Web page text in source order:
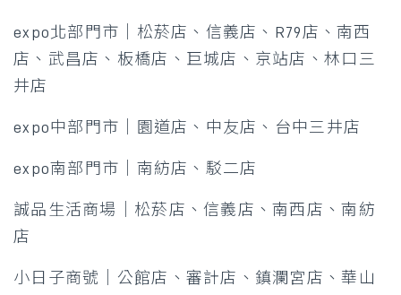
expo北部門市｜松菸店、信義店、R79店、南西
店、武昌店、板橋店、巨城店、京站店、林口三
井店​
expo中部門市｜園道店、中友店、台中三井店​
expo南部門市｜南紡店、駁二店​
誠品生活商場｜松菸店、信義店、南西店、南紡
店​
小日子商號｜公館店、審計店、鎮瀾宮店、華山